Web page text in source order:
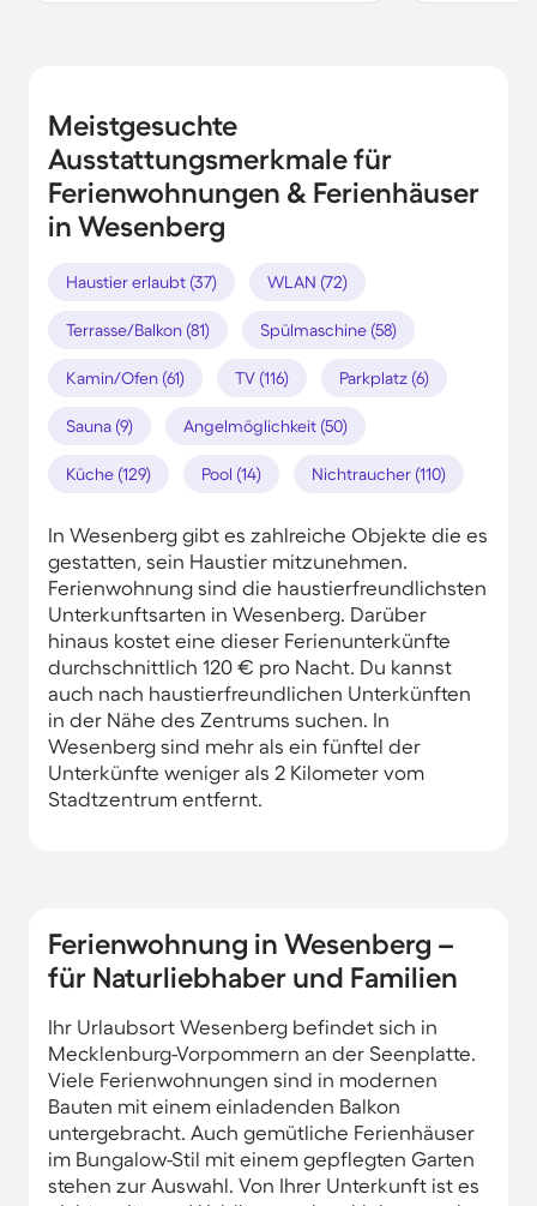
Meistgesuchte
Ausstattungsmerkmale für
Ferienwohnungen & Ferienhäuser
in Wesenberg
Haustier erlaubt (37) WLAN (72)
Terrasse/Balkon (81) Spülmaschine (58)
Kamin/Ofen (61) TV (116) Parkplatz (6)
Sauna (9) Angelmöglichkeit (50)
Küche (129) Pool (14) Nichtraucher (110)
In Wesenberg gibt es zahlreiche Objekte die es
gestatten, sein Haustier mitzunehmen.
Ferienwohnung sind die haustierfreundlichsten
Unterkunftsarten in Wesenberg. Darüber
hinaus kostet eine dieser Ferienunterkünfte
durchschnittlich 120 € pro Nacht. Du kannst
auch nach haustierfreundlichen Unterkünften
in der Nähe des Zentrums suchen. In
Wesenberg sind mehr als ein fünftel der
Unterkünfte weniger als 2 Kilometer vom
Stadtzentrum entfernt.
Ferienwohnung in Wesenberg –
für Naturliebhaber und Familien
Ihr Urlaubsort Wesenberg befindet sich in
Mecklenburg-Vorpommern an der Seenplatte.
Viele Ferienwohnungen sind in modernen
Bauten mit einem einladenden Balkon
untergebracht. Auch gemütliche Ferienhäuser
im Bungalow-Stil mit einem gepflegten Garten
stehen zur Auswahl. Von Ihrer Unterkunft ist es